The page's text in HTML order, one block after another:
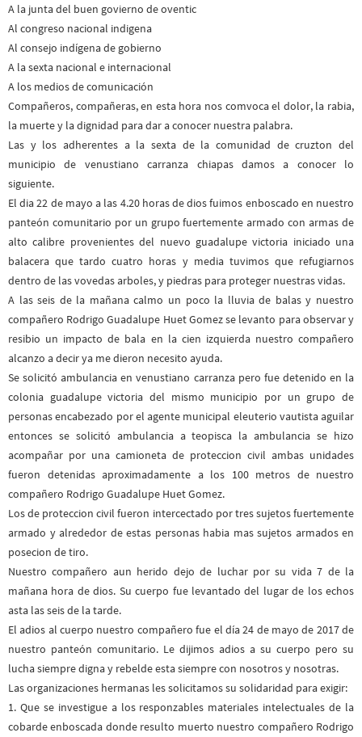
A la junta del buen govierno de oventic
Al congreso nacional indigena
Al consejo indígena de gobierno
A la sexta nacional e internacional
A los medios de comunicación
Compañeros, compañeras, en esta hora nos comvoca el dolor, la rabia,
la muerte y la dignidad para dar a conocer nuestra palabra.
Las y los adherentes a la sexta de la comunidad de cruzton del
municipio de venustiano carranza chiapas damos a conocer lo
siguiente.
El dia 22 de mayo a las 4.20 horas de dios fuimos enboscado en nuestro
panteón comunitario por un grupo fuertemente armado con armas de
alto calibre provenientes del nuevo guadalupe victoria iniciado una
balacera que tardo cuatro horas y media tuvimos que refugiarnos
dentro de las vovedas arboles, y piedras para proteger nuestras vidas.
A las seis de la mañana calmo un poco la lluvia de balas y nuestro
compañero Rodrigo Guadalupe Huet Gomez se levanto para observar y
resibio un impacto de bala en la cien izquierda nuestro compañero
alcanzo a decir ya me dieron necesito ayuda.
Se solicitó ambulancia en venustiano carranza pero fue detenido en la
colonia guadalupe victoria del mismo municipio por un grupo de
personas encabezado por el agente municipal eleuterio vautista aguilar
entonces se solicitó ambulancia a teopisca la ambulancia se hizo
acompañar por una camioneta de proteccion civil ambas unidades
fueron detenidas aproximadamente a los 100 metros de nuestro
compañero Rodrigo Guadalupe Huet Gomez.
Los de proteccion civil fueron intercectado por tres sujetos fuertemente
armado y alrededor de estas personas habia mas sujetos armados en
posecion de tiro.
Nuestro compañero aun herido dejo de luchar por su vida 7 de la
mañana hora de dios. Su cuerpo fue levantado del lugar de los echos
asta las seis de la tarde.
El adios al cuerpo nuestro compañero fue el día 24 de mayo de 2017 de
nuestro panteón comunitario. Le dijimos adios a su cuerpo pero su
lucha siempre digna y rebelde esta siempre con nosotros y nosotras.
Las organizaciones hermanas les solicitamos su solidaridad para exigir:
1. Que se investigue a los responzables materiales intelectuales de la
cobarde enboscada donde resulto muerto nuestro compañero Rodrigo